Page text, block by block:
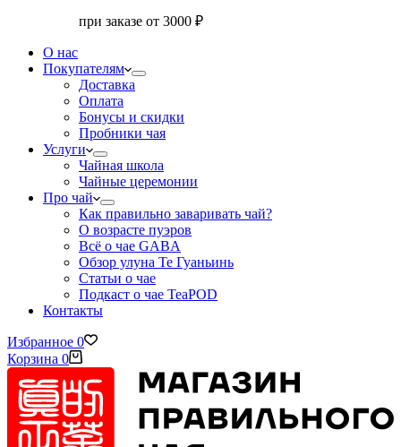
при заказе от 3000 ₽
О нас
Покупателям
Доставка
Оплата
Бонусы и скидки
Пробники чая
Услуги
Чайная школа
Чайные церемонии
Про чай
Как правильно заваривать чай?
О возрасте пуэров
Всё о чае GABA
Обзор улуна Те Гуаньинь
Статьи о чае
Подкаст о чае TeaPOD
Контакты
Избранное 0
Корзина 0